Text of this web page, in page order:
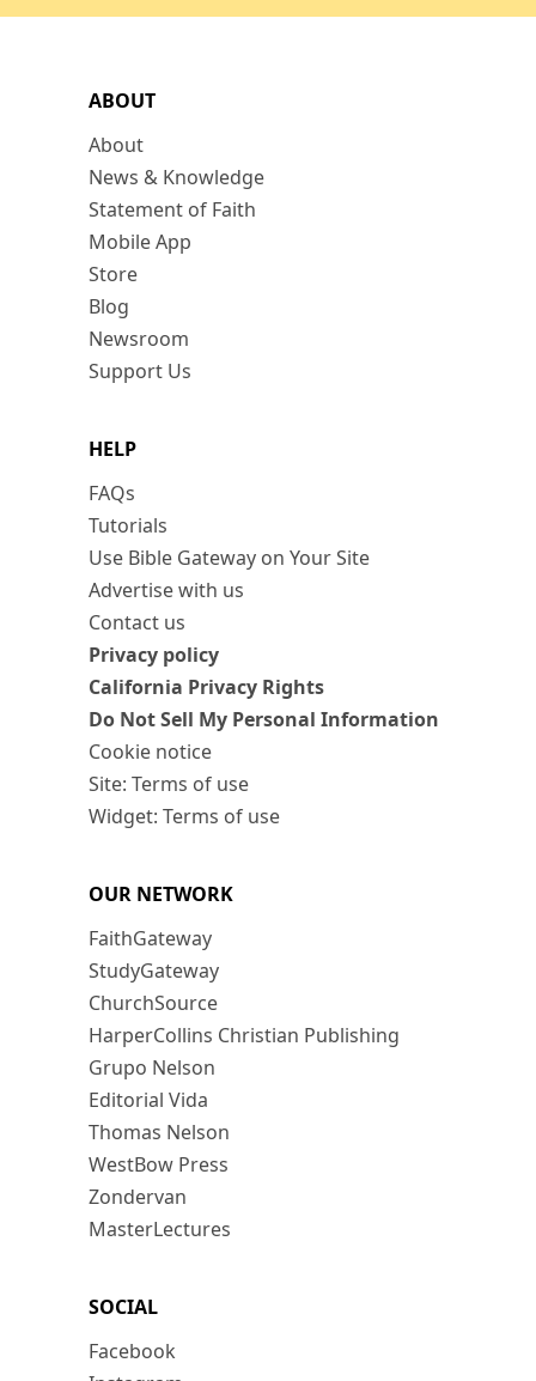
ABOUT
About
News & Knowledge
Statement of Faith
Mobile App
Store
Blog
Newsroom
Support Us
HELP
FAQs
Tutorials
Use Bible Gateway on Your Site
Advertise with us
Contact us
Privacy policy
California Privacy Rights
Do Not Sell My Personal Information
Cookie notice
Site: Terms of use
Widget: Terms of use
OUR NETWORK
FaithGateway
StudyGateway
ChurchSource
HarperCollins Christian Publishing
Grupo Nelson
Editorial Vida
Thomas Nelson
WestBow Press
Zondervan
MasterLectures
SOCIAL
Facebook